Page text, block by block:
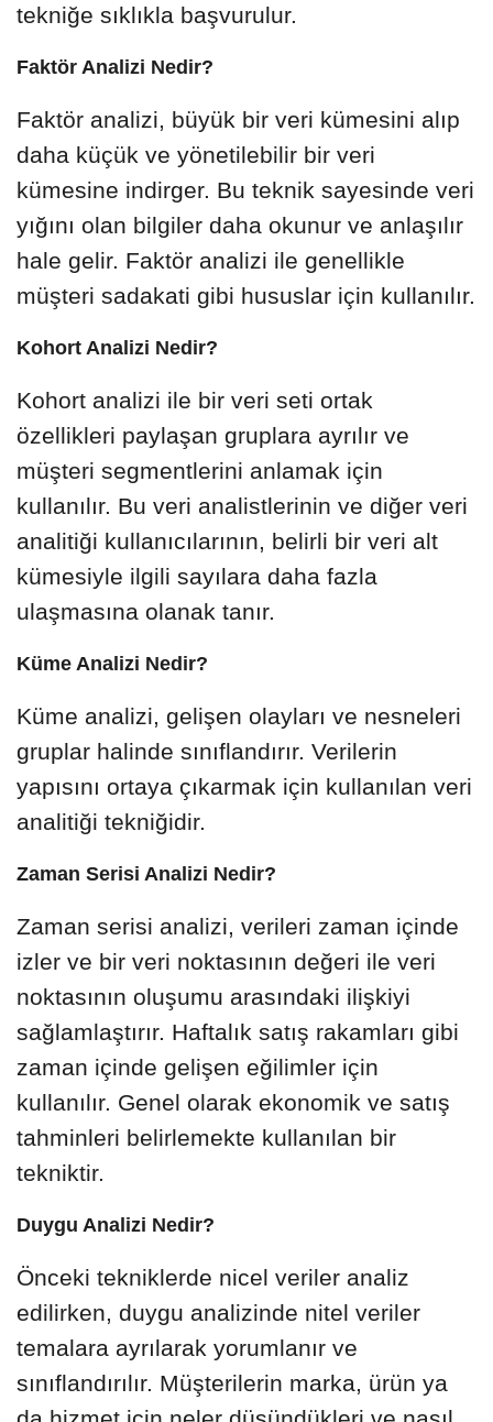
tekniğe sıklıkla başvurulur.
Faktör Analizi Nedir?
Faktör analizi, büyük bir veri kümesini alıp
daha küçük ve yönetilebilir bir veri
kümesine indirger. Bu teknik sayesinde veri
yığını olan bilgiler daha okunur ve anlaşılır
hale gelir. Faktör analizi ile genellikle
müşteri sadakati gibi hususlar için kullanılır.
Kohort Analizi Nedir?
Kohort analizi ile bir veri seti ortak
özellikleri paylaşan gruplara ayrılır ve
müşteri segmentlerini anlamak için
kullanılır. Bu veri analistlerinin ve diğer veri
analitiği kullanıcılarının, belirli bir veri alt
kümesiyle ilgili sayılara daha fazla
ulaşmasına olanak tanır.
Küme Analizi Nedir?
Küme analizi, gelişen olayları ve nesneleri
gruplar halinde sınıflandırır. Verilerin
yapısını ortaya çıkarmak için kullanılan veri
analitiği tekniğidir.
Zaman Serisi Analizi Nedir?
Zaman serisi analizi, verileri zaman içinde
izler ve bir veri noktasının değeri ile veri
noktasının oluşumu arasındaki ilişkiyi
sağlamlaştırır. Haftalık satış rakamları gibi
zaman içinde gelişen eğilimler için
kullanılır. Genel olarak ekonomik ve satış
tahminleri belirlemekte kullanılan bir
tekniktir.
Duygu Analizi Nedir?
Önceki tekniklerde nicel veriler analiz
edilirken, duygu analizinde nitel veriler
temalara ayrılarak yorumlanır ve
sınıflandırılır. Müşterilerin marka, ürün ya